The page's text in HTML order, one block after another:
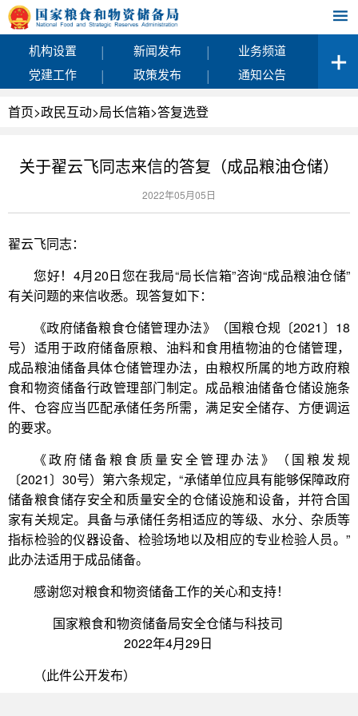
机构设置 | 新闻发布 |
业务频道
党建工作
| 政策发布 | 通知公告
首页>政民互动>局长信箱>答复选登
关于翟云飞同志来信的答复（成品粮油仓储）
2022年05月05日
翟云飞同志：
您好！4月20日您在我局“局长信箱”咨询“成品粮油仓储”
有关问题的来信收悉。现答复如下：
《政府储备粮食仓储管理办法》（国粮仓规〔2021〕18
号）适用于政府储备原粮、油料和食用植物油的仓储管理，
成品粮油储备具体仓储管理办法，由粮权所属的地方政府粮
食和物资储备行政管理部门制定。成品粮油储备仓储设施条
件、仓容应当匹配承储任务所需，满足安全储存、方便调运
的要求。
《政府储备粮食质量安全管理办法》（国粮发规
〔2021〕30号）第六条规定，“承储单位应具有能够保障政府
储备粮食储存安全和质量安全的仓储设施和设备，并符合国
家有关规定。具备与承储任务相适应的等级、水分、杂质等
指标检验的仪器设备、检验场地以及相应的专业检验人员。”
此办法适用于成品储备。
感谢您对粮食和物资储备工作的关心和支持！
国家粮食和物资储备局安全仓储与科技司
2022年4月29日
（此件公开发布）